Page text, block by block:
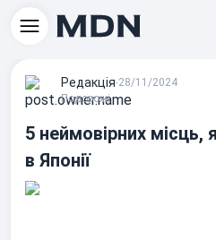
Редакцiя∙28/11/2024
Подорожі
5 неймовірних місць,
в Японії